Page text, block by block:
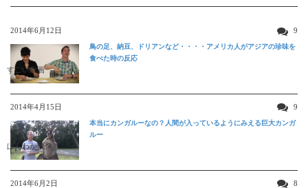
2014年6月12日 9
すごい動画
鳥の足、納豆、ドリアンなど・・・・アメリカ人がアジアの珍味を
食べた時の反応
2014年4月15日 9
ほんわか映像
本当にカンガルーなの？人間が入っているようにみえる巨大カンガ
ルー
2014年6月2日 8